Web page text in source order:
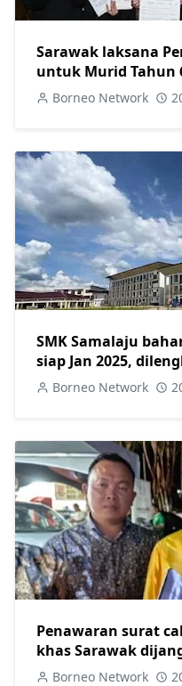
Sarawak laksana
untuk Murid Tahun
Borneo Network
SMK Samalaju
siap Jan 2025,
Borneo Network
Penawaran surat
khas Sarawak
hujung tahun ini-
Borneo Network